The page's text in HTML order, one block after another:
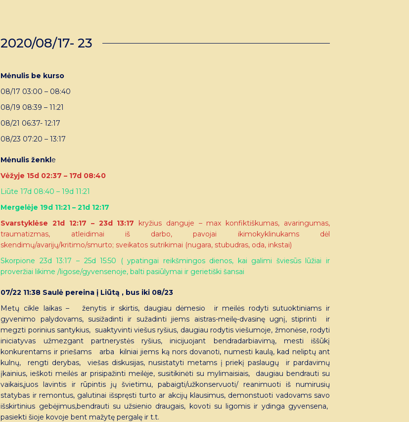
2020/08/17- 23
Mėnulis be kurso
08/17 03:00 – 08:40
08/19 08:39 – 11:21
08/21 06:37- 12:17
08/23 07:20 – 13:17
Mėnulis ženkle
Vėžyje 15d 02:37 – 17d 08:40
Liūte 17d 08:40 – 19d 11:21
Mergelėje 19d 11:21 – 21d 12:17
Svarstyklėse 21d 12:17 – 23d 13:17 kryžius danguje – max konfiktiškumas, avaringumas,
traumatizmas, atleidimai iš darbo, pavojai ikimokyklinukams dėl
skendimų/avarijų/kritimo/smurto; sveikatos sutrikimai (nugara, stubudras, oda, inkstai)
Skorpione 23d 13:17 – 25d 15:50 ( ypatingai reikšmingos dienos, kai galimi šviesūs lūžiai ir
proveržiai likime /ligose/gyvensenoje, balti pasiūlymai ir gerietiški šansai
07/22 11:38 Saulė pereina į Liūtą , bus iki 08/23
Metų cikle laikas – ženytis ir skirtis, daugiau dėmesio ir meilės rodyti sutuoktiniams ir
gyvenimo palydovams, susižadinti ir sužadinti jiems aistras-meilę-dvasinę ugnį, stiprinti ir
megzti porinius santykius, suaktyvinti viešus ryšius, daugiau rodytis viešumoje, žmonėse, rodyti
iniciatyvas užmezgant partnerystės ryšius, inicijuojant bendradarbiavimą, mesti iššūkį
konkurentams ir priešams arba kilniai jiems ką nors dovanoti, numesti kaulą, kad neliptų ant
kulnų, rengti derybas, viešas diskusijas, nusistatyti metams į priekį paslaugų ir pardavimų
įkainius, ieškoti meilės ar prisipažinti meilėje, susitikinėti su mylimaisiais, daugiau bendrauti su
vaikais,juos lavintis ir rūpintis jų švietimu, pabaigti/užkonservuoti/ reanimuoti iš numirusių
statybas ir remontus, galutinai išspręsti turto ar akcijų klausimus, demonstuoti vadovams savo
išskirtinius gebėjimus,bendrauti su užsienio draugais, kovoti su ligomis ir ydinga gyvensena,
pasiekti šioje kovoje bent mažytę pergalę ir t.t.